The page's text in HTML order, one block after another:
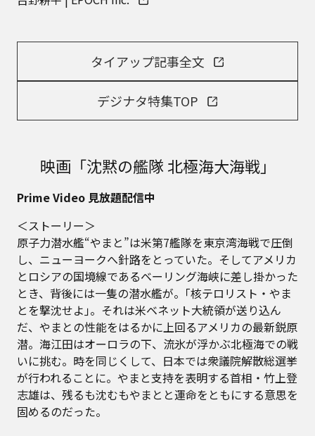
タイアップ記事全文
デジナタ特集TOP
映画「沈黙の艦隊 北極海大海戦」
Prime Video 見放題配信中
＜ストーリー＞
原子力潜水艦“やまと”は米第7艦隊を東京湾海戦で圧倒
し、ニューヨークへ針路をとっていた。そしてアメリカ
とロシアの国境線であるベーリング海峡に差し掛かった
とき、背後には一隻の潜水艦が。｢核テロリスト・やま
とを撃沈せよ｣。それは米ベネット大統領が送り込ん
だ、やまとの性能をはるかに上回るアメリカの最新鋭原
潜。海江田はオーロラの下、流氷が浮かぶ北極海での戦
いに挑む。時を同じくして、日本では衆議院解散総選挙
が行われることに。やまと支持を表明する首相・竹上登
志雄は、残るも沈むもやまとと運命をともにする意思を
固めるのだった。